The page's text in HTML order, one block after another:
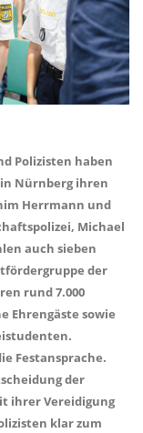
Polizisten haben
Nürnberg ihren
Herrmann und
Michael
auch sieben
der
rund 7.000
Ehrengäste sowie
Festansprache.
der
ihrer Vereidigung
klar zum